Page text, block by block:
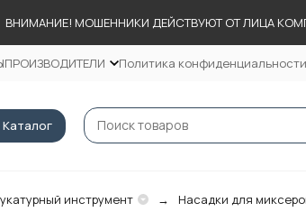
ВНИМАНИЕ! МОШЕННИКИ ДЕЙСТВУЮТ ОТ ЛИЦА
ПРОИЗВОДИТЕЛИ Политика конфиденциальности
Каталог
инструмент
Насадки для